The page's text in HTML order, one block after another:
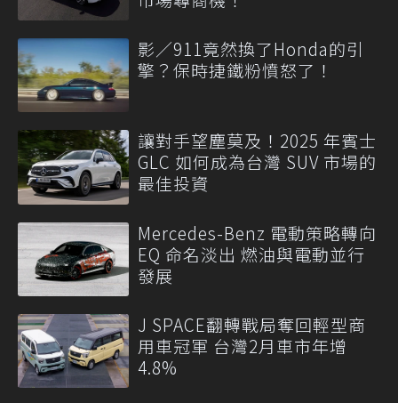
影／911竟然換了Honda的引
擎？保時捷鐵粉憤怒了！
讓對手望塵莫及！2025 年賓士
GLC 如何成為台灣 SUV 市場的
最佳投資
Mercedes-Benz 電動策略轉向
EQ 命名淡出 燃油與電動並行
發展
J SPACE翻轉戰局奪回輕型商
用車冠軍 台灣2月車市年增
4.8%